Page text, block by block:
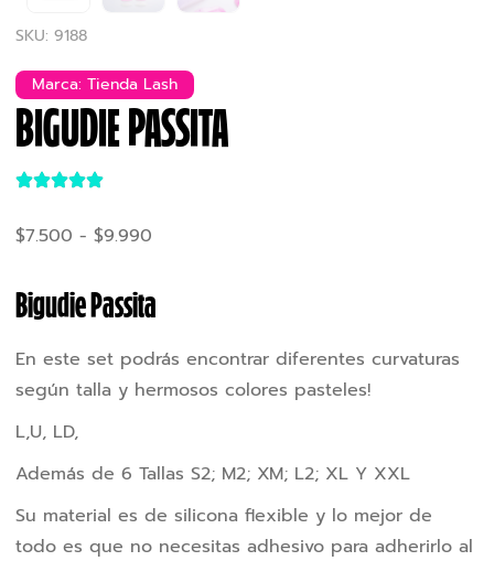
SKU: 9188
Marca: Tienda Lash
BIGUDIE PASSITA
$7.500 - $9.990
Bigudie Passita
En este set podrás encontrar diferentes curvaturas
según talla y hermosos colores pasteles!
L,U, LD,
Además de 6 Tallas S2; M2; XM; L2; XL Y XXL
Su material es de silicona flexible y lo mejor de
todo es que no necesitas adhesivo para adherirlo al